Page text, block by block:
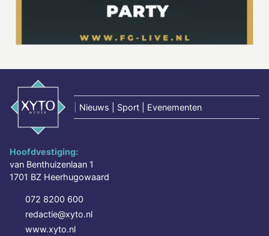
Nieuws | Sport | Evenementen
Hoofdvestiging:
van Benthuizenlaan 1
1701 BZ Heerhugowaard
072 8200 600
redactie@xyto.nl
www.xyto.nl